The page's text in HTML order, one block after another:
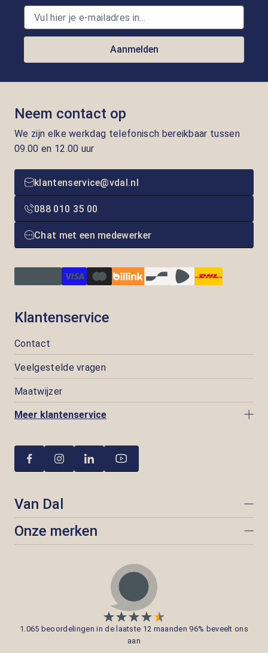
Aanmelden
Neem contact op
We zijn elke werkdag telefonisch bereikbaar tussen
09.00 en 12.00 uur
klantenservice@vdal.nl
088 010 35 00
Chat met een medewerker
Klantenservice
Contact
Veelgestelde vragen
Maatwijzer
Meer klantenservice
Van Dal
Onze merken
1.065 beoordelingen in de laatste 12 maanden 96% beveelt ons
aan